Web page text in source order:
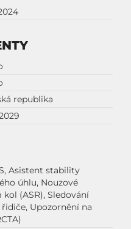
republika
Asistent stability
úhlu, Nouzové
(ASR), Sledování
Upozornění na